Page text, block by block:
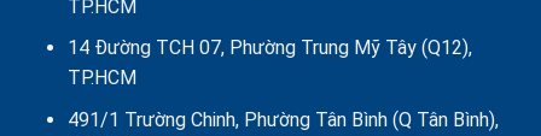
TP.HCM
14 Đường TCH 07, Phường Trung Mỹ Tây (Q12),
TP.HCM
491/1 Trường Chinh, Phường Tân Bình (Q Tân Bình),